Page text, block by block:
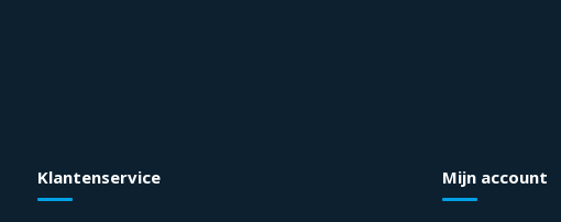
Klantenservice Mijn account